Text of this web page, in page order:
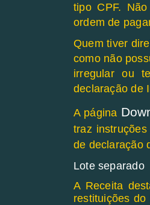
tipo CPF.
ordem de
Quem tiver
como não
irregular ou
declaração de
A página
traz
de declaração
Lote separado
A Receita
restituições